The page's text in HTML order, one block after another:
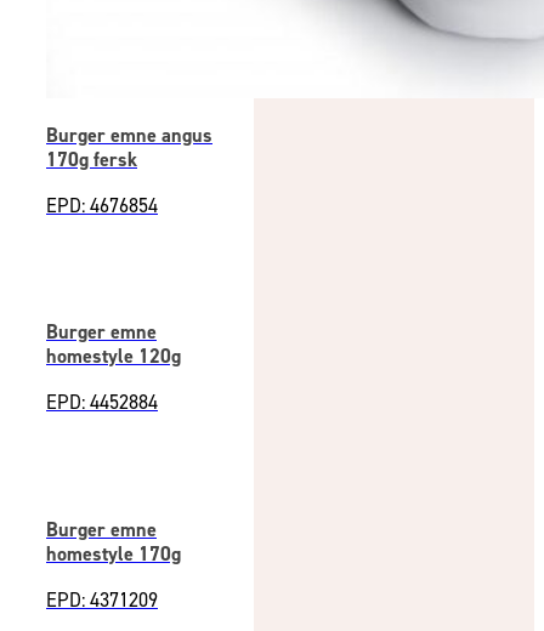
Burger emne angus
170g fersk
EPD: 4676854
Burger emne
homestyle 120g
EPD: 4452884
Burger emne
homestyle 170g
EPD: 4371209